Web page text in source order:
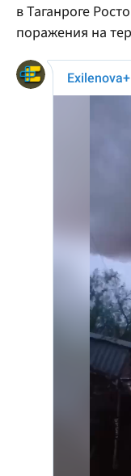
в Таганроге
поражения на